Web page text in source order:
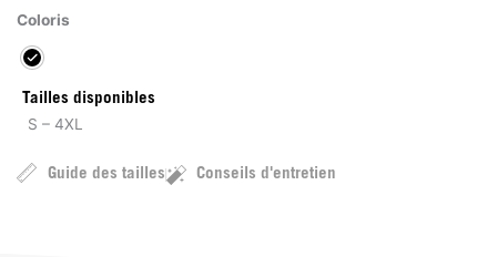
Coloris
Tailles disponibles
S – 4XL
Guide des tailles Conseils d'entretien